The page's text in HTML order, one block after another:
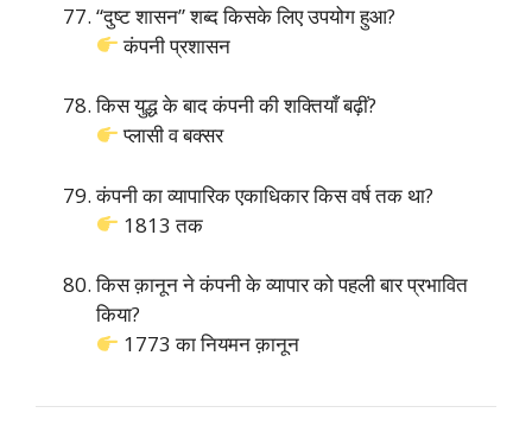
“दुष्ट शासन” शब्द किसके लिए उपयोग हुआ?
कंपनी प्रशासन
किस युद्ध के बाद कंपनी की शक्तियाँ बढ़ीं?
प्लासी व बक्सर
कंपनी का व्यापारिक एकाधिकार किस वर्ष तक था?
1813 तक
किस क़ानून ने कंपनी के व्यापार को पहली बार प्रभावित
किया?
1773 का नियमन क़ानून